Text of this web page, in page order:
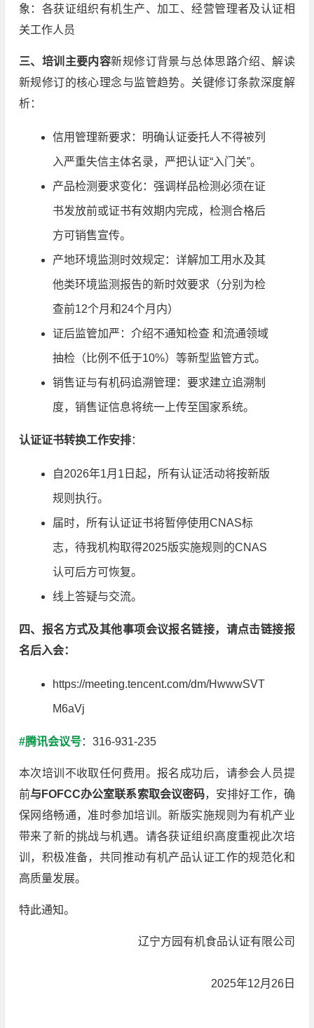
象：各获证组织有机生产、加工、经营管理者及认证相
关工作人员
三、培训主要内容新规修订背景与总体思路介绍、解读
新规修订的核心理念与监管趋势。关键修订条款深度解
析：
信用管理新要求：明确认证委托人不得被列
入严重失信主体名录，严把认证“入门关”。
产品检测要求变化：强调样品检测必须在证
书发放前或证书有效期内完成，检测合格后
方可销售宣传。
产地环境监测时效规定：详解加工用水及其
他类环境监测报告的新时效要求（分别为检
查前12个月和24个月内）
证后监管加严：介绍不通知检查 和流通领域
抽检（比例不低于10%）等新型监管方式。
销售证与有机码追溯管理：要求建立追溯制
度，销售证信息将统一上传至国家系统。
认证证书转换工作安排：
自2026年1月1日起，所有认证活动将按新版
规则执行。
届时，所有认证证书将暂停使用CNAS标
志，待我机构取得2025版实施规则的CNAS
认可后方可恢复。
线上答疑与交流。
四、报名方式及其他事项会议报名链接，请点击链接报
名后入会：
https://meeting.tencent.com/dm/HwwwSVT
M6aVj
#腾讯会议号：316-931-235
本次培训不收取任何费用。报名成功后，请参会人员提
前与FOFCC办公室联系索取会议密码，安排好工作，确
保网络畅通，准时参加培训。新版实施规则为有机产业
带来了新的挑战与机遇。请各获证组织高度重视此次培
训，积极准备，共同推动有机产品认证工作的规范化和
高质量发展。
特此通知。
辽宁方园有机食品认证有限公司
2025年12月26日